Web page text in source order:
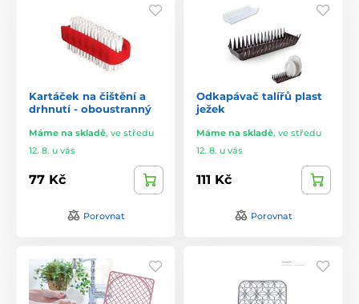
Kartáček na čištění a
drhnutí - oboustranný
Máme na skladě, ve středu
12. 8. u vás
77 Kč
Porovnat
Odkapávač talířů plast
ježek
Máme na skladě, ve středu
12. 8. u vás
111 Kč
Porovnat